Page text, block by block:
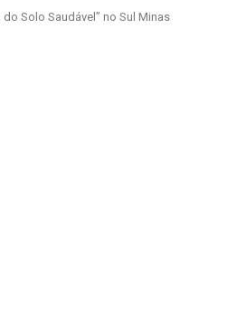
Solo Saudável” no Sul Minas